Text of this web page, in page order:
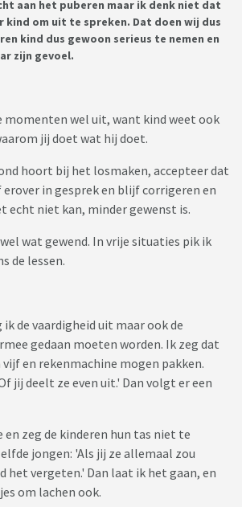
aan het puberen maar ik denk niet dat
kind om uit te spreken. Dat doen wij dus
kind dus gewoon serieus te nemen en
zijn gevoel.
momenten wel uit, want kind weet ook
jij doet wat hij doet.
hoort bij het losmaken, accepteer dat
in gesprek en blijf corrigeren en
echt niet kan, minder gewenst is.
wat gewend. In vrije situaties pik ik
de lessen.
de vaardigheid uit maar ook de
gedaan moeten worden. Ik zeg dat
en rekenmachine mogen pakken.
jij deelt ze even uit.' Dan volgt er een
zeg de kinderen hun tas niet te
jongen: 'Als jij ze allemaal zou
het vergeten.' Dan laat ik het gaan, en
om lachen ook.